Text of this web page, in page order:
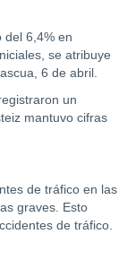
del 6,4% en
se atribuye
6 de abril.
un
mantuvo cifras
de tráfico en las
graves. Esto
de tráfico.